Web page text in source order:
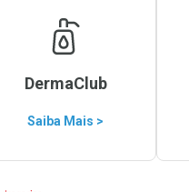
DermaClub
Saiba Mais >